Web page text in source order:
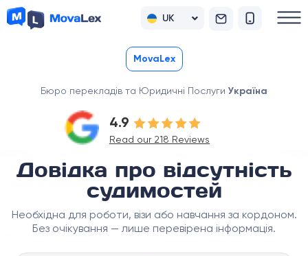
UK
RU
MovaLex
Бюро перекладів та Юридичні Послуги Україна
4.9
Read our 218 Reviews
Довідка про відсутність
судимостей
Необхідна для роботи, візи або навчання за кордоном.
Без очікування — лише перевірена інформація.